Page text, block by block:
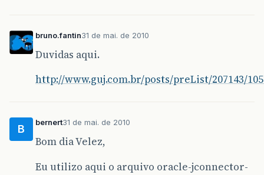
bruno.fantin31 de mai. de 2010
Duvidas aqui.
http://www.guj.com.br/posts/preList/207143/
B
bernert31 de mai. de 2010
Bom dia Velez,
Eu utilizo aqui o arquivo oracle-jconnector-